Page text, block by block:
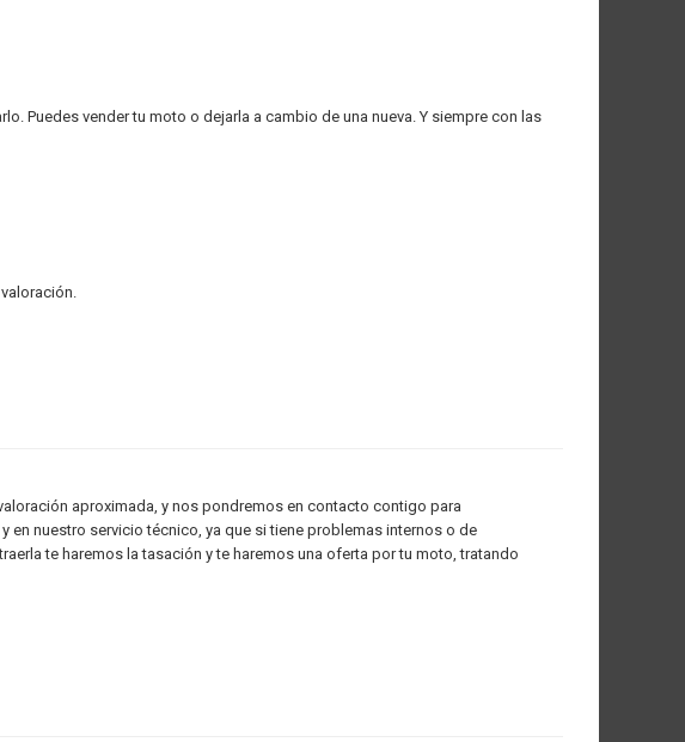
Puedes vender tu moto o dejarla a cambio de una nueva. Y siempre con las
aproximada, y nos pondremos en contacto contigo para
en nuestro servicio técnico, ya que si tiene problemas internos o de
te haremos la tasación y te haremos una oferta por tu moto, tratando